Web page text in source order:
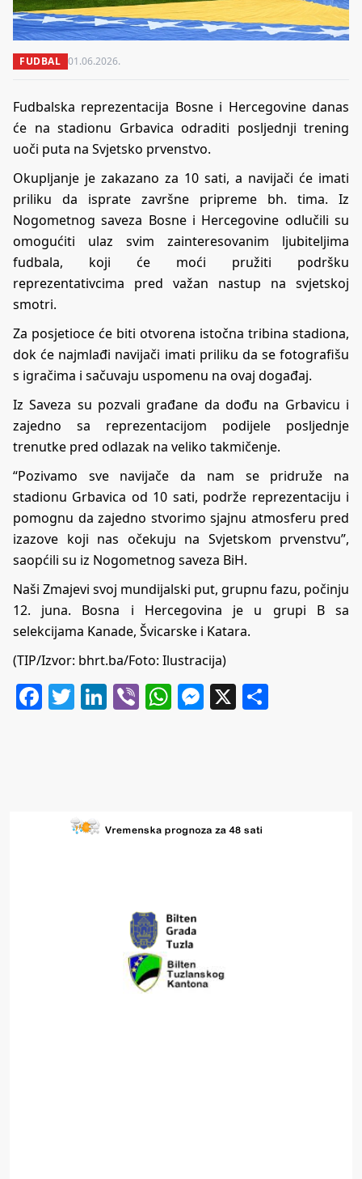
FUDBAL 01.06.2026.
Fudbalska reprezentacija Bosne i Hercegovine danas
će na stadionu Grbavica odraditi posljednji trening
uoči puta na Svjetsko prvenstvo.
Okupljanje je zakazano za 10 sati, a navijači će imati
priliku da isprate završne pripreme bh. tima. Iz
Nogometnog saveza Bosne i Hercegovine odlučili su
omogućiti ulaz svim zainteresovanim ljubiteljima
fudbala, koji će moći pružiti podršku
reprezentativcima pred važan nastup na svjetskoj
smotri.
Za posjetioce će biti otvorena istočna tribina stadiona,
dok će najmlađi navijači imati priliku da se fotografišu
s igračima i sačuvaju uspomenu na ovaj događaj.
Iz Saveza su pozvali građane da dođu na Grbavicu i
zajedno sa reprezentacijom podijele posljednje
trenutke pred odlazak na veliko takmičenje.
“Pozivamo sve navijače da nam se pridruže na
stadionu Grbavica od 10 sati, podrže reprezentaciju i
pomognu da zajedno stvorimo sjajnu atmosferu pred
izazove koji nas očekuju na Svjetskom prvenstvu”,
saopćili su iz Nogometnog saveza BiH.
Naši Zmajevi svoj mundijalski put, grupnu fazu, počinju
12. juna. Bosna i Hercegovina je u grupi B sa
selekcijama Kanade, Švicarske i Katara.
(TIP/Izvor: bhrt.ba/Foto: Ilustracija)
Facebook
Twitter
LinkedIn
ViberWhatsApp
Messenger
X